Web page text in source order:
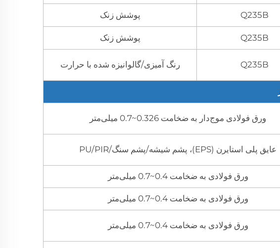
Q235B پوشش زنک
Q235B پوشش زنک
Q235B رنگ آمیزی/گالوانیزه شده با حرارت
ورق فولادی موج‌دار به ضخامت 0.326~0.7 میلی‌متر
عایق پلی استایرن (EPS)، پشم شیشه/پشم سنگ/PU/PIR
ورق فولادی به ضخامت 0.4~0.7 میلی‌متر
ورق فولادی به ضخامت 0.4~0.7 میلی‌متر
ورق فولادی به ضخامت 0.4~0.7 میلی‌متر